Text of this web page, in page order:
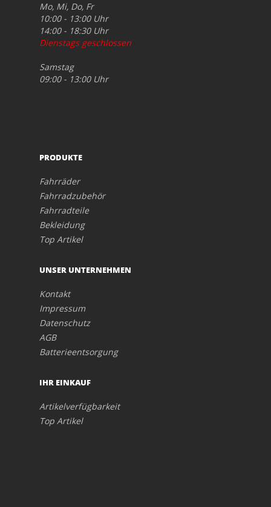
Mo, Mi, Do, Fr
10:00 - 13:00 Uhr
14:00 - 18:30 Uhr
Dienstags geschlossen
Samstag
09:00 - 13:00 Uhr
PRODUKTE
Fahrräder
Fahrradzubehör
Fahrradteile
Bekleidung
Top Artikel
UNSER UNTERNEHMEN
Kontakt
Impressum
Datenschutz
AGB
Batterieentsorgung
IHR EINKAUF
Artikelverfügbarkeit
Top Artikel